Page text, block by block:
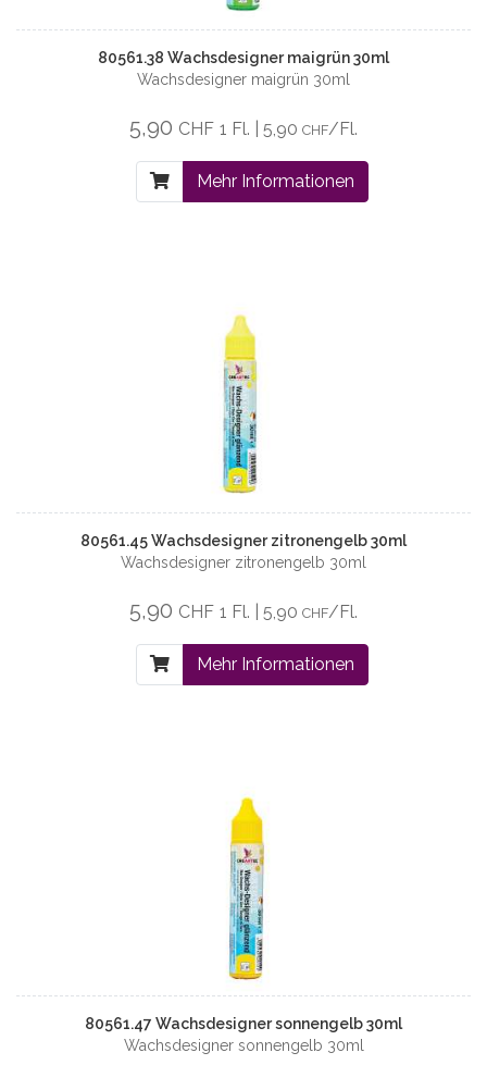
80561.38 Wachsdesigner maigrün 30ml
Wachsdesigner maigrün 30ml
5,90 CHF 1 Fl. | 5,90 CHF/Fl.
Mehr Informationen
80561.45 Wachsdesigner zitronengelb 30ml
Wachsdesigner zitronengelb 30ml
5,90 CHF 1 Fl. | 5,90 CHF/Fl.
Mehr Informationen
80561.47 Wachsdesigner sonnengelb 30ml
Wachsdesigner sonnengelb 30ml